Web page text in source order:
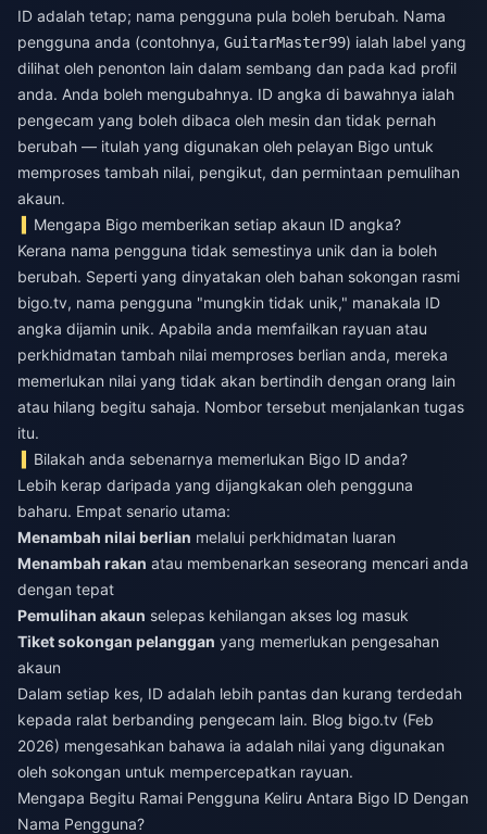
ID adalah tetap; nama pengguna pula boleh berubah. Nama
pengguna anda (contohnya, GuitarMaster99) ialah label yang
dilihat oleh penonton lain dalam sembang dan pada kad profil
anda. Anda boleh mengubahnya. ID angka di bawahnya ialah
pengecam yang boleh dibaca oleh mesin dan tidak pernah
berubah — itulah yang digunakan oleh pelayan Bigo untuk
memproses tambah nilai, pengikut, dan permintaan pemulihan
akaun.
Mengapa Bigo memberikan setiap akaun ID angka?
Kerana nama pengguna tidak semestinya unik dan ia boleh
berubah. Seperti yang dinyatakan oleh bahan sokongan rasmi
bigo.tv, nama pengguna "mungkin tidak unik," manakala ID
angka dijamin unik. Apabila anda memfailkan rayuan atau
perkhidmatan tambah nilai memproses berlian anda, mereka
memerlukan nilai yang tidak akan bertindih dengan orang lain
atau hilang begitu sahaja. Nombor tersebut menjalankan tugas
itu.
Bilakah anda sebenarnya memerlukan Bigo ID anda?
Lebih kerap daripada yang dijangkakan oleh pengguna
baharu. Empat senario utama:
Menambah nilai berlian melalui perkhidmatan luaran
Menambah rakan atau membenarkan seseorang mencari anda
dengan tepat
Pemulihan akaun selepas kehilangan akses log masuk
Tiket sokongan pelanggan yang memerlukan pengesahan
akaun
Dalam setiap kes, ID adalah lebih pantas dan kurang terdedah
kepada ralat berbanding pengecam lain. Blog bigo.tv (Feb
2026) mengesahkan bahawa ia adalah nilai yang digunakan
oleh sokongan untuk mempercepatkan rayuan.
Mengapa Begitu Ramai Pengguna Keliru Antara Bigo ID Dengan
Nama Pengguna?